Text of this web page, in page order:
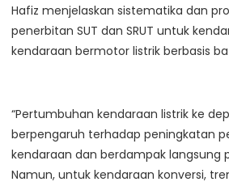
Hafiz menjelaskan sistematika dan
penerbitan SUT dan SRUT untuk
kendaraan bermotor listrik berbasis
“Pertumbuhan kendaraan listrik ke
berpengaruh terhadap peningkatan
kendaraan dan berdampak langsung
Namun, untuk kendaraan konversi,